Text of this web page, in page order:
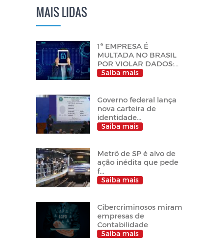
MAIS LIDAS
1ª EMPRESA É
MULTADA NO BRASIL
POR VIOLAR DADOS:...
Saiba mais
Governo federal lança
nova carteira de
identidade...
Saiba mais
Metrô de SP é alvo de
ação inédita que pede
f...
Saiba mais
Cibercriminosos miram
empresas de
Contabilidade
Saiba mais